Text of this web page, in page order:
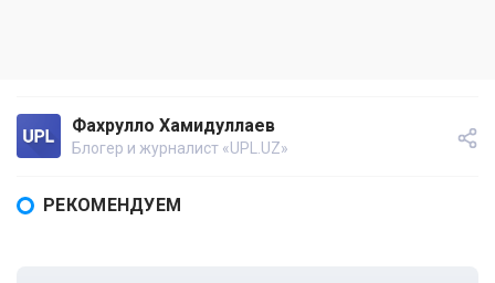
Фахрулло Хамидуллаев
Блогер и журналист «UPL.UZ»
РЕКОМЕНДУЕМ